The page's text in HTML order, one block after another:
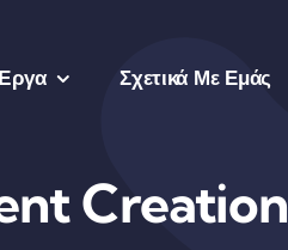
Σχετικά Με Εμάς
Creation